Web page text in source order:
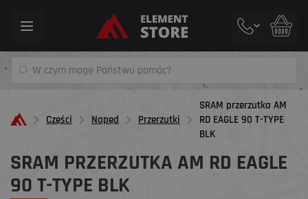
Toggle
Części Napęd Przerzutki
SRAM przerzutka AM
RD EAGLE 90 T-TYPE
BLK
SRAM PRZERZUTKA AM RD EAGLE
90 T-TYPE BLK